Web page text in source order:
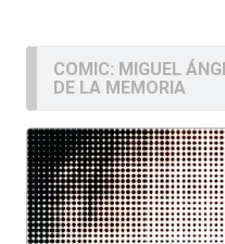
COMIC: MIGUEL
DE LA MEMORIA